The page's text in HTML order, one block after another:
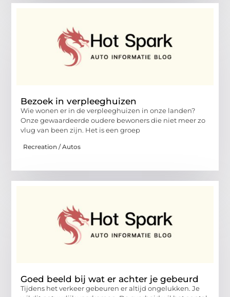
Bezoek in verpleeghuizen
Wie wonen er in de verpleeghuizen in onze landen?
Onze gewaardeerde oudere bewoners die niet meer zo
vlug van been zijn. Het is een groep
Recreation / Autos
Goed beeld bij wat er achter je gebeurd
Tijdens het verkeer gebeuren er altijd ongelukken. Je